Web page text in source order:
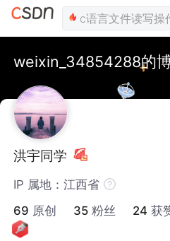
weixin_34854288的
洪宇同学
IP 属地：江西省
69 原创 35 粉丝 24 获